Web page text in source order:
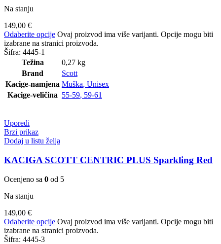
Na stanju
149,00 €
Odaberite opcije Ovaj proizvod ima više varijanti. Opcije mogu biti
izabrane na stranici proizvoda.
Šifra: 4445-1
Težina
0,27 kg
Brand
Scott
Kacige-namjena Muška, Unisex
Kacige-veličina 55-59, 59-61
Uporedi
Brzi prikaz
Dodaj u listu želja
KACIGA SCOTT CENTRIC PLUS Sparkling Red
Ocenjeno sa 0 od 5
Na stanju
149,00 €
Odaberite opcije Ovaj proizvod ima više varijanti. Opcije mogu biti
izabrane na stranici proizvoda.
Šifra: 4445-3